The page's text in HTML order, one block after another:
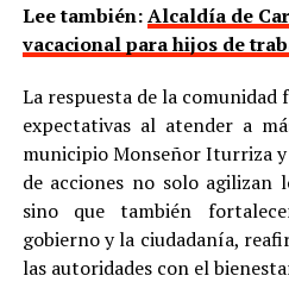
Lee también:Alcaldía de
vacacional para hijos de
​La respuesta de la comunidad
expectativas al atender a
municipio Monseñor Iturriza y
de acciones no solo agilizan
sino que también
gobierno y la ciudadanía,
las autoridades con el